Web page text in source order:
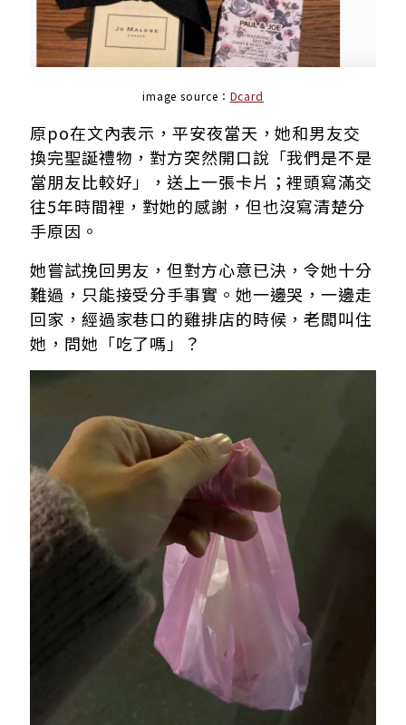
image source： Dcard
原po在文內表示，平安夜當天，她和男友交
換完聖誕禮物，對方突然開口說「我們是不是
當朋友比較好」，送上一張卡片；裡頭寫滿交
往5年時間裡，對她的感謝，但也沒寫清楚分
手原因。
她嘗試挽回男友，但對方心意已決，令她十分
難過，只能接受分手事實。她一邊哭，一邊走
回家，經過家巷口的雞排店的時候，老闆叫住
她，問她「吃了嗎」？